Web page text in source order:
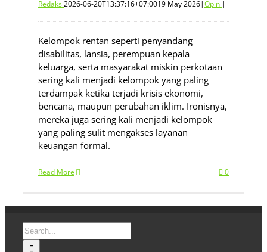
Redaksi2026-06-20T13:37:16+07:0019 May 2026|Opini|
Kelompok rentan seperti penyandang
disabilitas, lansia, perempuan kepala
keluarga, serta masyarakat miskin perkotaan
sering kali menjadi kelompok yang paling
terdampak ketika terjadi krisis ekonomi,
bencana, maupun perubahan iklim. Ironisnya,
mereka juga sering kali menjadi kelompok
yang paling sulit mengakses layanan
keuangan formal.
Read More 0
Search
for: